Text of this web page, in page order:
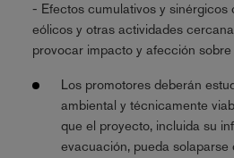
- Efectos cumulativos y sinérgicos
eólicos y otras actividades
provocar impacto y afección
Los promotores deberán
ambiental y técnicamente
que el proyecto, incluida su
evacuación, pueda